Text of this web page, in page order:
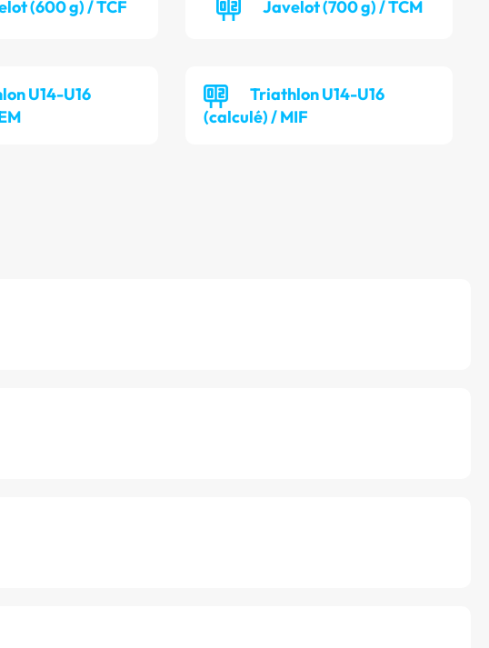
(600 g) / TCF Javelot (700 g) / TCM
U14-U16
Triathlon U14-U16
(calculé) / MIF